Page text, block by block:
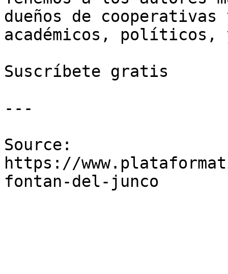
dueños de cooperativas
académicos, políticos,
Suscríbete gratis
---
Source:
https://